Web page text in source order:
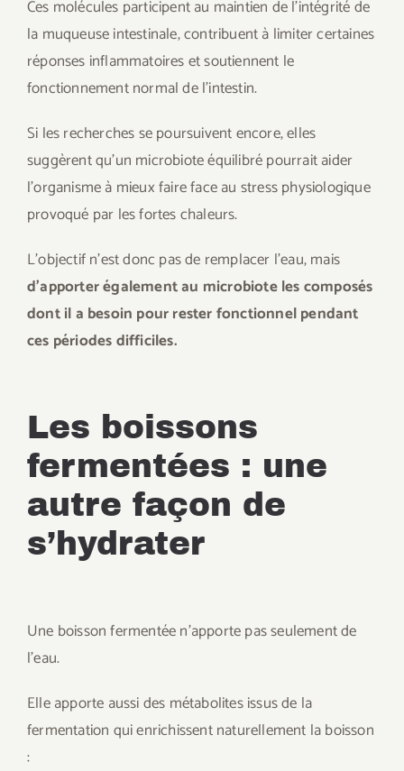
Ces molécules participent au maintien de l’intégrité de
la muqueuse intestinale, contribuent à limiter certaines
réponses inflammatoires et soutiennent le
fonctionnement normal de l’intestin.
Si les recherches se poursuivent encore, elles
suggèrent qu’un microbiote équilibré pourrait aider
l’organisme à mieux faire face au stress physiologique
provoqué par les fortes chaleurs.
L’objectif n’est donc pas de remplacer l’eau, mais
d’apporter également au microbiote les composés
dont il a besoin pour rester fonctionnel pendant
ces périodes difficiles.
Les boissons
fermentées : une
autre façon de
s’hydrater
Une boisson fermentée n’apporte pas seulement de
l’eau.
Elle apporte aussi des métabolites issus de la
fermentation qui enrichissent naturellement la boisson
: